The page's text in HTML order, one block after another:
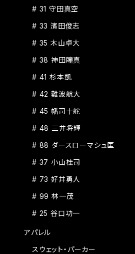
# 31 守田真空
# 33 濱田俊志
# 35 木山卓大
# 38 神田瞳真
# 41 杉本凱
# 42 難波航大
# 45 幡司十舵
# 48 三井将輝
# 88 ダースローマシュ匡
# 37 小山桂司
# 73 好井勇人
# 99 林一茂
# 25 谷口功一
アパレル
スウェット・パーカー